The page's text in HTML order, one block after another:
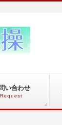
い合わせ
Request